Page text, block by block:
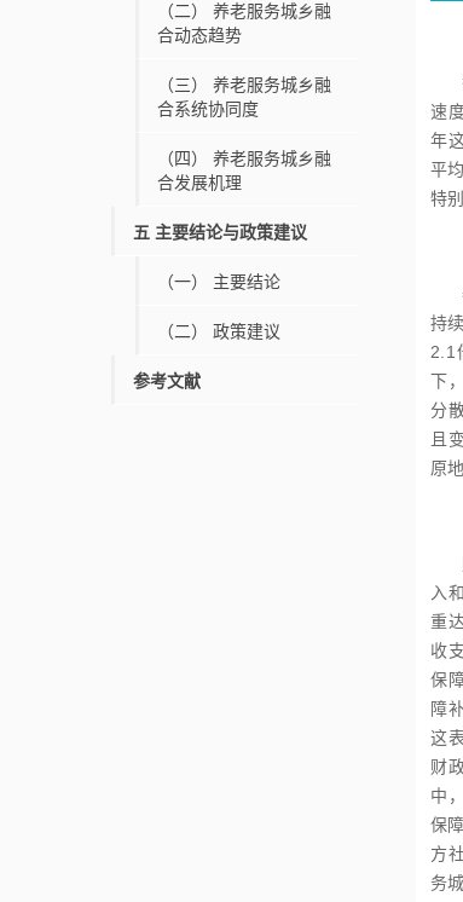
（二）
养老服务城乡融
合动态趋势
（三）
养老服务城乡融
合系统协同度
（四）
养老服务城乡融
合发展机理
五 主要结论与政策建议
（一） 主要结论
（二） 政策建议
参考文献
速
年
平
特
持
2.1
下
分
且
原
入
重
收
保
障
这
财
中
保
方
务